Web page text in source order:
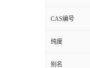
CAS编号
纯度
别名